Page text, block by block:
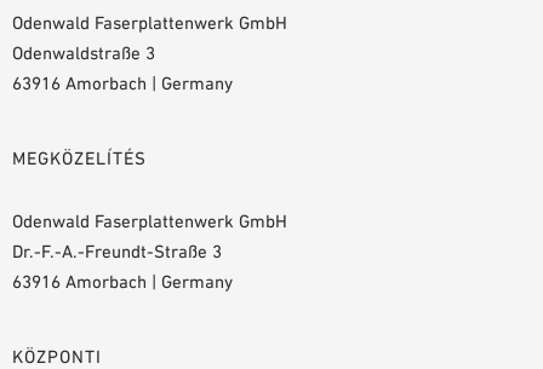
Odenwald Faserplattenwerk GmbH
Odenwaldstraße 3
63916 Amorbach | Germany
MEGKÖZELÍTÉS
Odenwald Faserplattenwerk GmbH
Dr.-F.-A.-Freundt-Straße 3
63916 Amorbach | Germany
KÖZPONTI